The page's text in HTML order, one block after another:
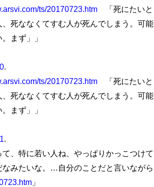
ts/20170723.htm「死にたいと
死ななくてすむ人が死んでしまう。可能
まず」」
.
ts/20170723.htm「死にたいと
死ななくてすむ人が死んでしまう。可能
まず」」
.
、特に若い人ね、やっぱりかっこつけて
みたいな。…自分のことだと言いながら
」